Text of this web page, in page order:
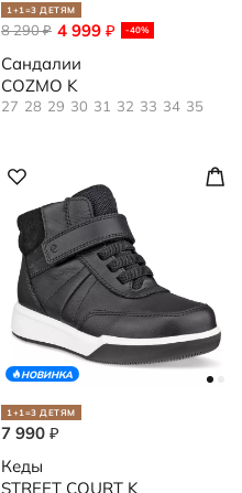
1+1=3 ДЕТЯМ
4 999 ₽ -40%
8 290₽
Сандалии
COZMO K
27 28 29 30 31 32 33 34 35
НОВИНКА
1+1=3 ДЕТЯМ
7 990 ₽
Кеды
STREET COURT K